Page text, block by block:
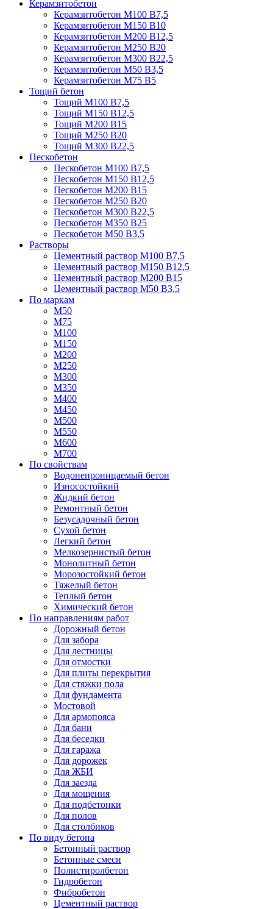
Керамзитобетон
Керамзитобетон М100 В7,5
Керамзитобетон М150 В10
Керамзитобетон М200 В12,5
Керамзитобетон М250 В20
Керамзитобетон М300 В22,5
Керамзитобетон М50 В3,5
Керамзитобетон М75 В5
Тощий бетон
Тощий М100 В7,5
Тощий М150 В12,5
Тощий М200 В15
Тощий М250 В20
Тощий М300 В22,5
Пескобетон
Пескобетон М100 В7,5
Пескобетон М150 В12,5
Пескобетон М200 В15
Пескобетон М250 В20
Пескобетон М300 В22,5
Пескобетон М350 В25
Пескобетон М50 В3,5
Растворы
Цементный раствор М100 В7,5
Цементный раствор М150 В12,5
Цементный раствор М200 В15
Цементный раствор М50 В3,5
По маркам
М50
М75
М100
М150
М200
М250
М300
М350
М400
М450
М500
М550
М600
М700
По свойствам
Водонепроницаемый бетон
Износостойкий
Жидкий бетон
Ремонтный бетон
Безусадочный бетон
Сухой бетон
Легкий бетон
Мелкозернистый бетон
Монолитный бетон
Морозостойкий бетон
Тяжелый бетон
Теплый бетон
Химический бетон
По направлениям работ
Дорожный бетон
Для забора
Для лестницы
Для отмостки
Для плиты перекрытия
Для стяжки пола
Для фундамента
Мостовой
Для армопояса
Для бани
Для беседки
Для гаража
Для дорожек
Для ЖБИ
Для заезда
Для мощения
Для подбетонки
Для полов
Для столбиков
По виду бетона
Бетонный раствор
Бетонные смеси
Полистиролбетон
Гидробетон
Фибробетон
Цементный раствор